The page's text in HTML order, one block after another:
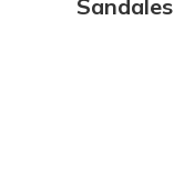
Sandales